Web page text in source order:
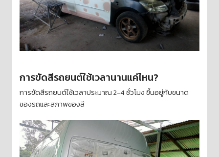
การขัดสีรถยนต์ใช้เวลานานแค่ไหน?
การขัดสีรถยนต์ใช้เวลาประมาณ 2-4 ชั่วโมง ขึ้นอยู่กับขนาด
ของรถและสภาพของสี